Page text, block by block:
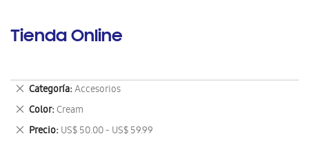
Tienda Online
Categoría Accesorios
Eliminar
este
artículo
Color Cream
Eliminar
este
artículo
Precio US$ 50.00 - US$ 59.99
Eliminar